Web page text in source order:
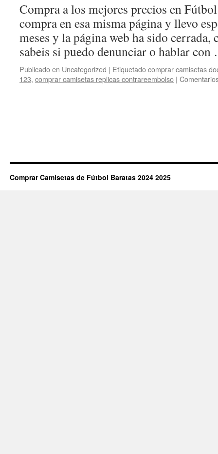
Compra a los mejores precios en
compra en esa misma página y llevo
meses y la página web ha sido cerrada,
sabeis si puedo denunciar o hablar
Publicado en Uncategorized | Etiquetadocomprar camisetas
123, comprar camisetas replicas contrareembolso |
Comprar Camisetas de Fútbol Baratas 2024 2025